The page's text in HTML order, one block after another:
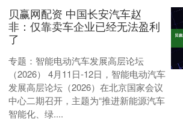
贝赢网配资 中国长安汽车赵
非：仅靠卖车企业已经无法盈利
了
专题：智能电动汽车发展高层论坛
（2026） 4月11日-12日，智能电动汽车
发展高层论坛（2026）在北京国家会议
中心二期召开，主题为“推进新能源汽车
智能化、绿....